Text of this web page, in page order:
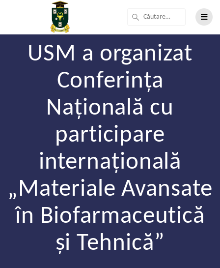
USM a organizat
Conferința
Națională cu
participare
internațională
„Materiale Avansate
în Biofarmaceutică
și Tehnică”